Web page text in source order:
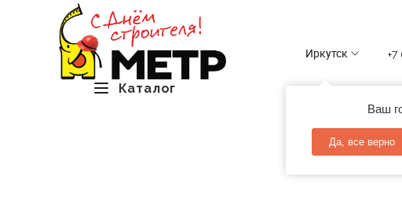
Каталог
Иркутск
Ваш
Да, все верно